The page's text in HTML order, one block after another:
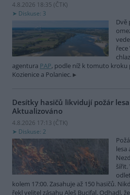
4.8.2026 18:35 (ČTK)
Diskuse: 3
Dvě
agentura PAP, podle níž k tomuto
Kozienice a Polaniec.
Desítky hasičů likvidují požár
Aktualizováno
4.8.2026 17:13 (ČTK)
Diskuse: 2
lesa
šířit.
kolem 17:00. Zasahuje až 150 hasičů.
řekl velitel zásahu Aleš Bucifal. Odhadl,